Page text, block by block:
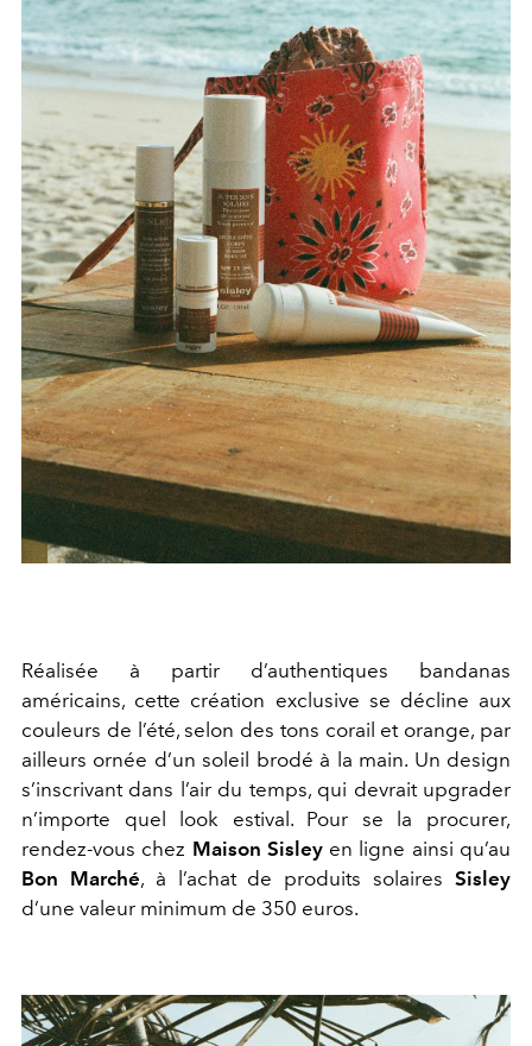
Réalisée à partir d’authentiques bandanas
américains, cette création exclusive se décline aux
couleurs de l’été, selon des tons corail et orange, par
ailleurs ornée d’un soleil brodé à la main. Un design
s’inscrivant dans l’air du temps, qui devrait upgrader
n’importe quel look estival. Pour se la procurer,
rendez-vous chez Maison Sisleyen ligne ainsi qu’au
Bon Marché, à l’achat de produits solairesSisley
d’une valeur minimum de 350 euros.